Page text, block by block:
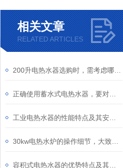
相关文章
RELATED ARTICLES